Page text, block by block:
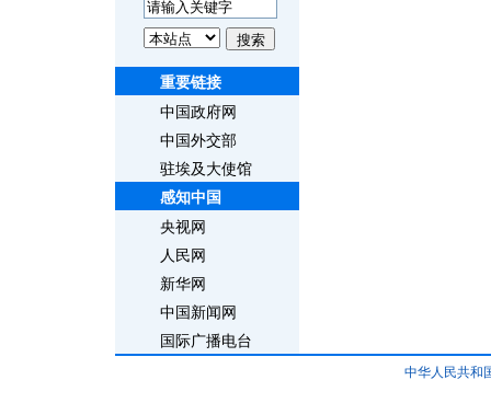
重要链接
中国政府网
中国外交部
驻埃及大使馆
感知中国
央视网
人民网
新华网
中国新闻网
国际广播电台
中华人民共和